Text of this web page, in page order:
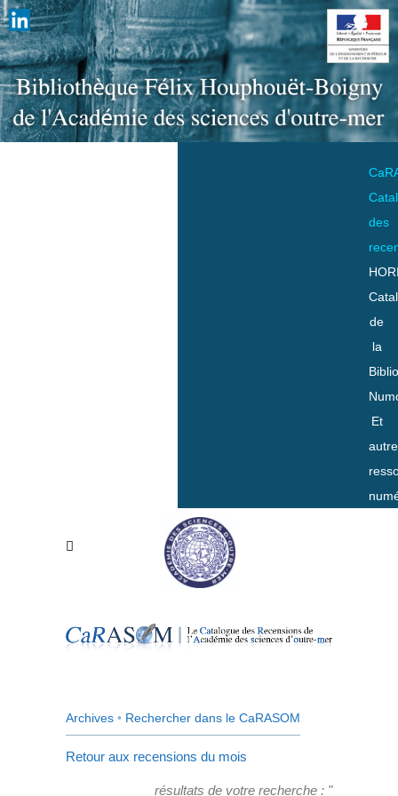
des
de
la
Et
Archives • Rechercher dans le CaRASOM
Retour aux recensions du mois
résultats de votre recherche : "